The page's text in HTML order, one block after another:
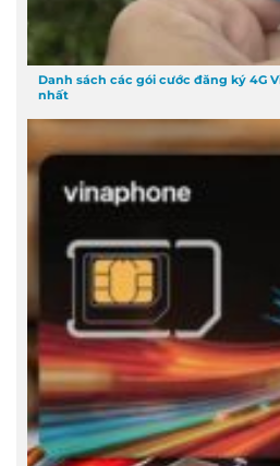
Danh sách các gói cước đăng ký 4G
nhất